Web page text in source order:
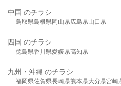
中国 のチラシ
鳥取県島根県岡山県広島県山口県
四国 のチラシ
徳島県香川県愛媛県高知県
九州・沖縄 のチラシ
福岡県佐賀県長崎県熊本県大分県宮崎